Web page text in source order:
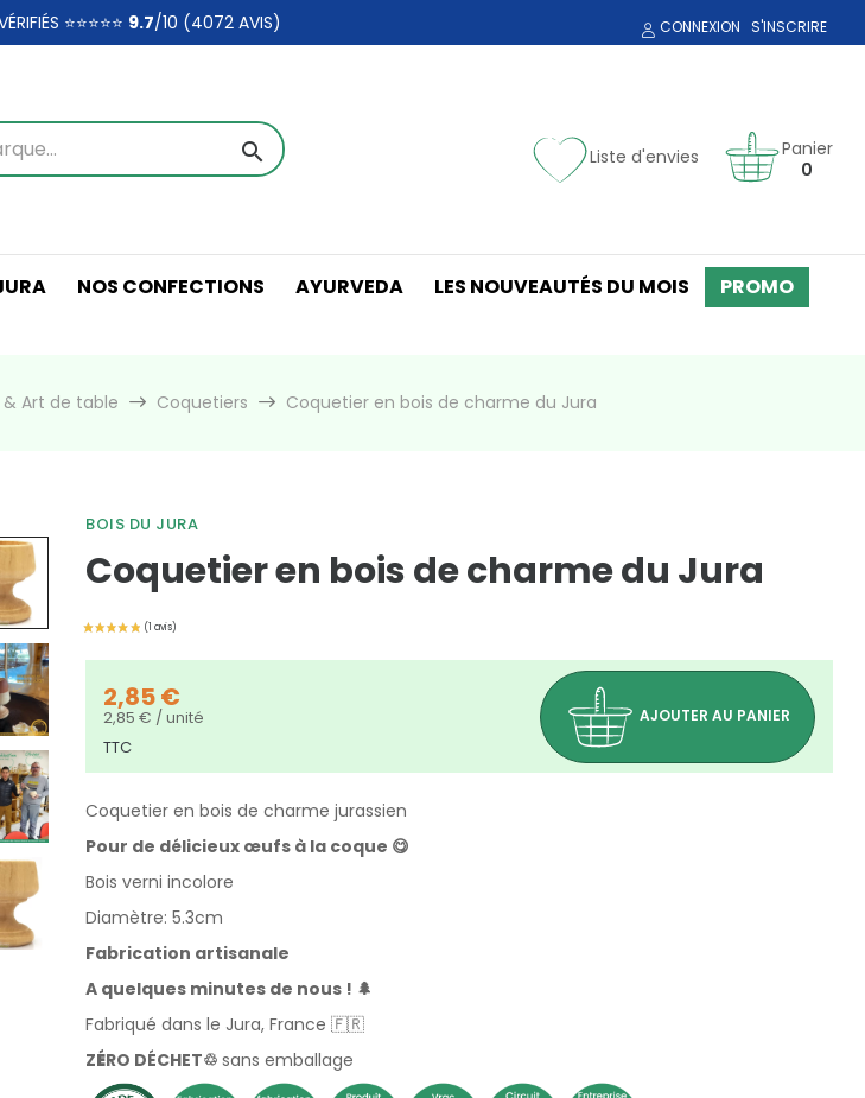
⭐⭐⭐⭐⭐ 9.7/10 (4072 AVIS) CONNEXION S'INSCRIRE
search Liste d'envies
Panier
0
NOS CONFECTIONS AYURVEDA LES NOUVEAUTÉS DU MOIS PROMO
& Art de table Coquetiers Coquetier en bois de charme du Jura
BOIS DU JURA
Coquetier en bois de charme du Jura
2,85 €
2,85 € / unité
TTC
AJOUTER AU PANIER
Coquetier en bois de charme jurassien
Pour de délicieux œufs à la coque 😋
Bois verni incolore
Diamètre: 5.3cm
Fabrication artisanale
A quelques minutes de nous ! 🌲
Fabriqué dans le Jura, France 🇫🇷
ZÉRO DÉCHET♲ sans emballage